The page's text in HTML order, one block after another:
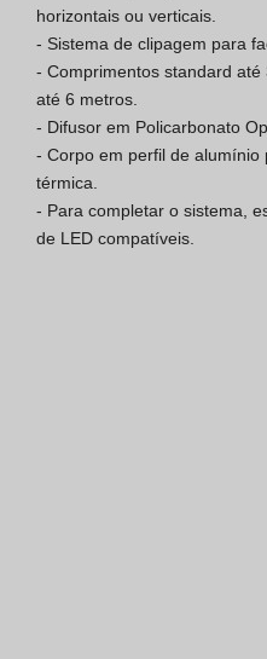
Certificação SGQ
Condições de Venda
Condições de
Logo Pack
horizontais ou verticais.
- Sistema de clipagem para
- Comprimentos standard
até 6 metros.
- Difusor em Policarbonato
- Corpo em perfil de alumínio
térmica.
- Para completar o sistema,
de LED compatíveis.